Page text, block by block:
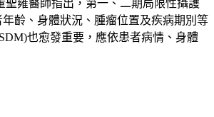
雍醫師指出，第一、二期局限性攝護
齡、身體狀況、腫瘤位置及疾病期別等
也愈發重要，應依患者病情、身體